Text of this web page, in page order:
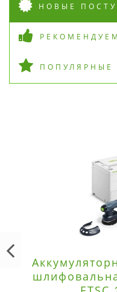
НОВЫЕ
ПОПУЛЯРНЫЕ